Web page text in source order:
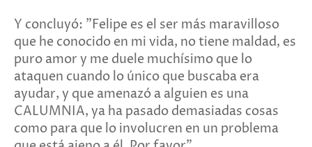
Y concluyó: "Felipe es el ser más maravilloso
que he conocido en mi vida, no tiene maldad, es
puro amor y me duele muchísimo que lo
ataquen cuando lo único que buscaba era
ayudar, y que amenazó a alguien es una
CALUMNIA, ya ha pasado demasiadas cosas
como para que lo involucren en un problema